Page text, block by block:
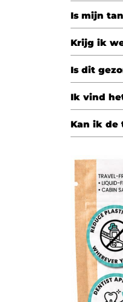
Is mijn
Krijg ik
Is dit
Ik vind
Kan ik de